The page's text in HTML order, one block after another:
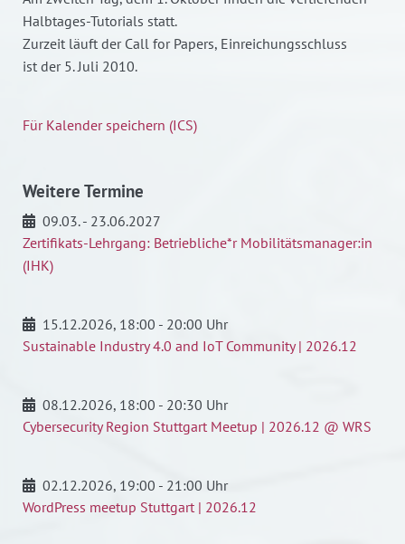
Halbtages-Tutorials statt.
Zurzeit läuft der Call for Papers, Einreichungsschluss
ist der 5. Juli 2010.
Für Kalender speichern (ICS)
Weitere Termine
09.03. - 23.06.2027
Zertifikats-Lehrgang: Betriebliche*r Mobilitätsmanager:in
(IHK)
15.12.2026, 18:00 - 20:00 Uhr
Sustainable Industry 4.0 and IoT Community | 2026.12
08.12.2026, 18:00 - 20:30 Uhr
Cybersecurity Region Stuttgart Meetup | 2026.12 @ WRS
02.12.2026, 19:00 - 21:00 Uhr
WordPress meetup Stuttgart | 2026.12